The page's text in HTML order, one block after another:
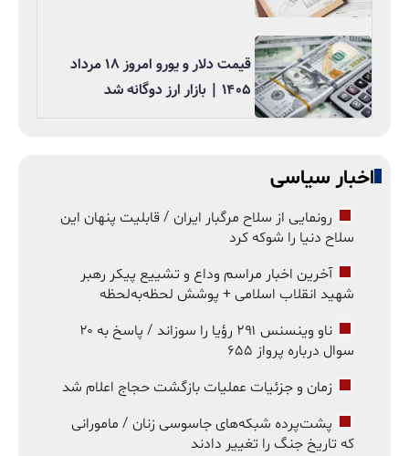
قیمت دلار و یورو امروز ۱۸ مرداد
۱۴۰۵ | بازار ارز دوگانه شد
اخبار سیاسی
رونمایی از سلاح مرگبار ایران / قابلیت پنهان این
سلاح دنیا را شوکه کرد
آخرین اخبار مراسم وداع و تشییع پیکر رهبر
شهید انقلاب اسلامی + پوشش لحظه‌به‌لحظه
ناو وینسنس ۲۹۱ رؤیا را سوزاند / پاسخ به ۲۰
سوال درباره پرواز ۶۵۵
زمان و جزئیات عملیات بازگشت حجاج اعلام شد
پشت‌پرده شبکه‌های جاسوسی زنان / مامورانی
که تاریخ جنگ را تغییر دادند